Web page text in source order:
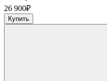
26 900₽
Купить